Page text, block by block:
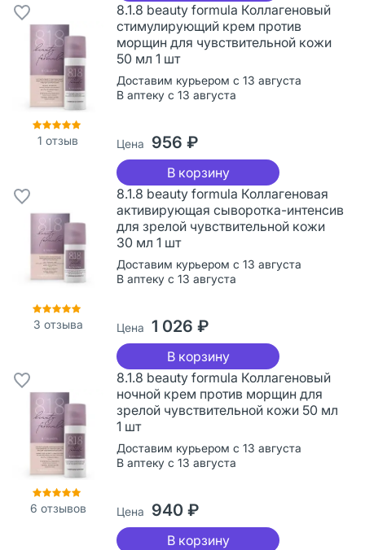
1 отзыв
8.1.8 beauty formula Коллагеновый
стимулирующий крем против
морщин для чувствительной кожи
50 мл 1 шт
Доставим курьером с 13 августа
В аптеку с 13 августа
Цена 956 ₽
В корзину
3 отзыва
8.1.8 beauty formula Коллагеновая
активирующая сыворотка-интенсив
для зрелой чувствительной кожи
30 мл 1 шт
Доставим курьером с 13 августа
В аптеку с 13 августа
Цена 1 026 ₽
В корзину
6 отзывов
8.1.8 beauty formula Коллагеновый
ночной крем против морщин для
зрелой чувствительной кожи 50 мл
1 шт
Доставим курьером с 13 августа
В аптеку с 13 августа
Цена 940 ₽
В корзину